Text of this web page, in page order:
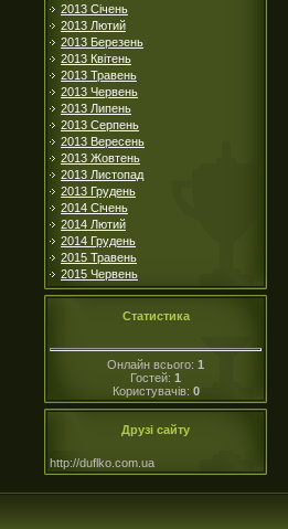
2013 Січень
2013 Лютий
2013 Березень
2013 Квітень
2013 Травень
2013 Червень
2013 Липень
2013 Серпень
2013 Вересень
2013 Жовтень
2013 Листопад
2013 Грудень
2014 Січень
2014 Лютий
2014 Грудень
2015 Травень
2015 Червень
Статистика
Онлайн всього: 1
Гостей: 1
Користувачів: 0
Друзі сайту
http://duflko.com.ua